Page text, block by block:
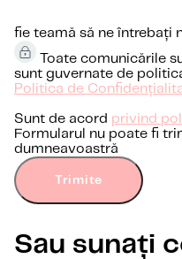
fie teamă să ne întrebați
Toate comunicările
sunt guvernate de
Politica de
Sunt de acord privind
Formularul nu poate fi
dumneavoastră
Trimite
Sau sunați